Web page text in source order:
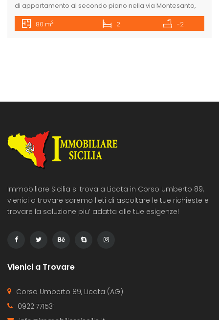
di appartamento al secondo piano nella via Montesanto,
soleggiato e luminoso poichè libero da tre lati con due
balconi, uno in cucina e uno nella camera da letto, in zona
80 m2 2 -2
Immobiliare Sicilia si trova a Licata in Corso Umberto 89,
vienici a trovare saremo lieti di ascoltare le tue richieste e
trovare la soluzione piu’ adatta alle tue esigenze!
Vienici a Trovare
Corso Umberto 89, Licata (AG)
0922.771531